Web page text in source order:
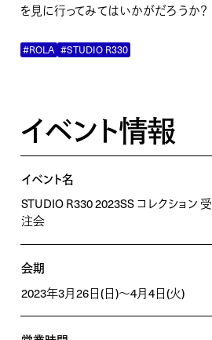
を見に行ってみてはいかがだろうか？
#ROLA #STUDIO R330
イベント情報
イベント名
STUDIO R330 2023SS コレクション 受
注会
会期
2023年3月26日(日)〜4月4日(火)